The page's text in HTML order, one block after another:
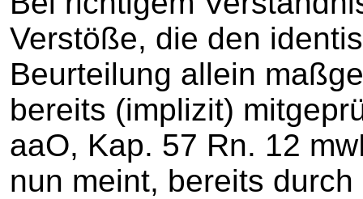
Verstöße, die den
Beurteilung allein
bereits (implizit)
aaO, Kap. 57 Rn. 12
nun meint, bereits